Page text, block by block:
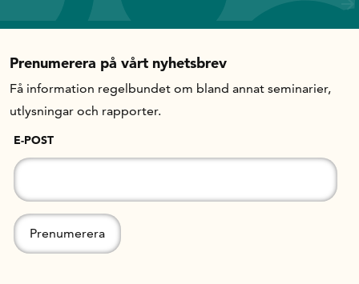
Prenumerera på vårt nyhetsbrev
Få information regelbundet om bland annat seminarier,
utlysningar och rapporter.
E-POST